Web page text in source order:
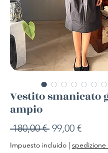
Vestito smanicato
ampio
180,00 € Precio
99,00 €Precio
de
Impuesto incluido |